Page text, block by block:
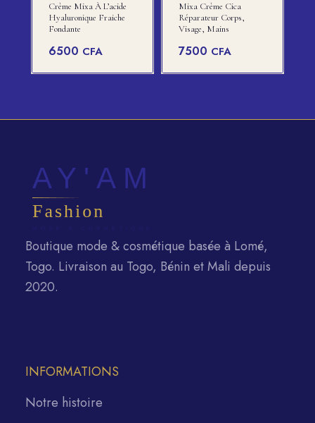
Crème Mixa À L’acide
Hyaluronique Fraiche
Fondante
6500 CFA
Mixa Crème Cica
Réparateur Corps,
Visage, Mains
7500 CFA
Boutique mode & cosmétique basée à Lomé,
Togo. Livraison au Togo, Bénin et Mali depuis
2020.
INFORMATIONS
Notre histoire